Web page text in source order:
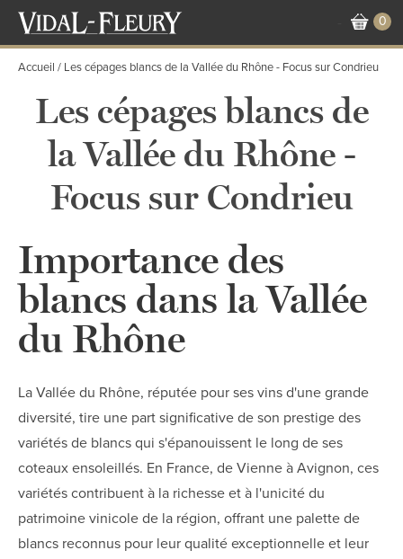
Aller
contenu
0
Accueil Les cépages blancs de la Vallée du Rhône - Focus sur Condrieu
Les cépages blancs de
la Vallée du Rhône -
Focus sur Condrieu
Importance des
blancs dans la Vallée
du Rhône
La Vallée du Rhône, réputée pour ses vins d'une grande
diversité, tire une part significative de son prestige des
variétés de blancs qui s'épanouissent le long de ses
coteaux ensoleillés. En France, de Vienne à Avignon, ces
variétés contribuent à la richesse et à l'unicité du
patrimoine vinicole de la région, offrant une palette de
blancs reconnus pour leur qualité exceptionnelle et leur